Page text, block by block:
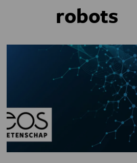
robots